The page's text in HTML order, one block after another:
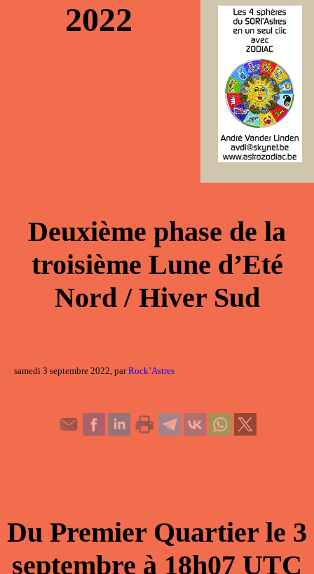
2022
Deuxième phase de la
troisième Lune d’Eté
Nord / Hiver Sud
samedi 3 septembre 2022, parRock’Astres
Du Premier Quartier le 3
septembre à 18h07 UTC